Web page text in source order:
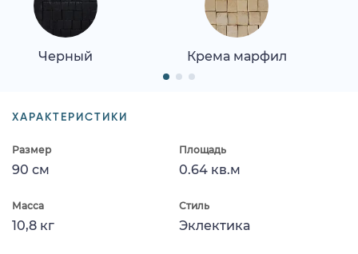
Черный Крема марфил
ХАРАКТЕРИСТИКИ
Размер
90 см
Площадь
0.64 кв.м
Масса
10,8 кг
Стиль
Эклектика